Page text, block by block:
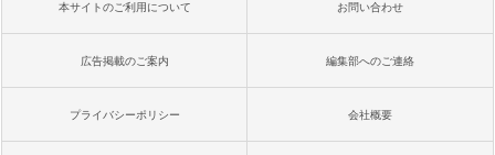
本サイトのご利用について お問い合わせ
広告掲載のご案内 編集部へのご連絡
プライバシーポリシー 会社概要